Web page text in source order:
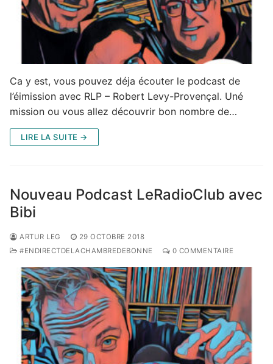
Ca y est, vous pouvez déja écouter le podcast de
l’éimission avec RLP – Robert Levy-Provençal. Uné
mission ou vous allez découvrir bon nombre de…
LIRE LA SUITE →
Nouveau Podcast LeRadioClub avec
Bibi
ARTUR LEG
29 OCTOBRE 2018
#ENDIRECTDELACHAMBREDEBONNE
0 COMMENTAIRE